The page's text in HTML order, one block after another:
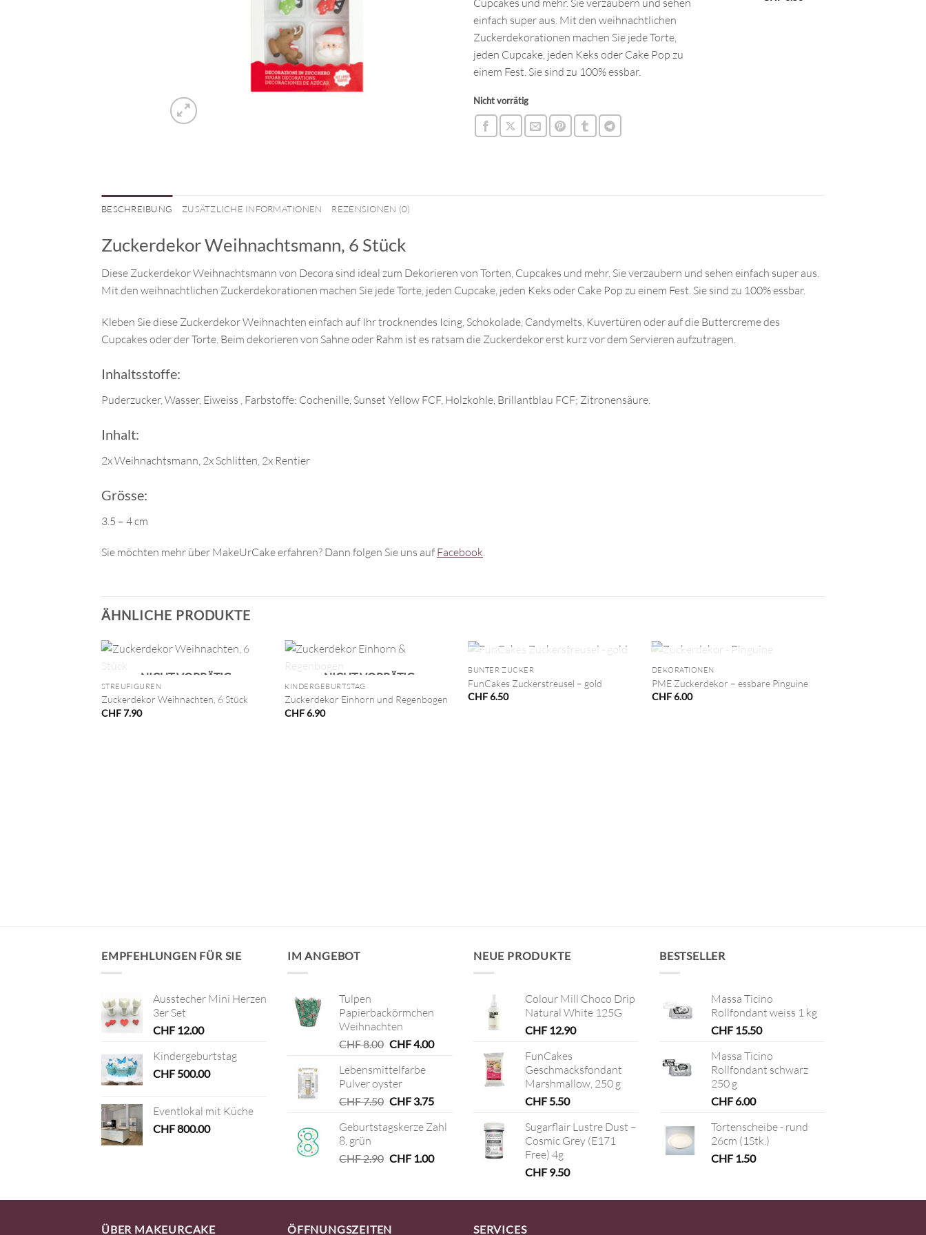
einfach super aus. Mit den weihnachtlichen
Zuckerdekorationen machen Sie jede Torte,
jeden Cupcake, jeden Keks oder Cake Pop zu
einem Fest. Sie sind zu 100% essbar.
Nicht vorrätig
BESCHREIBUNG ZUSÄTZLICHE INFORMATIONEN REZENSIONEN (0)
Zuckerdekor Weihnachtsmann, 6 Stück
Diese Zuckerdekor Weihnachtsmann von Decora sind ideal zum Dekorieren von Torten, Cupcakes und mehr. Sie verzaubern und sehen einfach super aus.
Mit den weihnachtlichen Zuckerdekorationen machen Sie jede Torte, jeden Cupcake, jeden Keks oder Cake Pop zu einem Fest. Sie sind zu 100% essbar.
Kleben Sie diese Zuckerdekor Weihnachten einfach auf Ihr trocknendes Icing, Schokolade, Candymelts, Kuvertüren oder auf die Buttercreme des
Cupcakes oder der Torte. Beim dekorieren von Sahne oder Rahm ist es ratsam die Zuckerdekor erst kurz vor dem Servieren aufzutragen.
Inhaltsstoffe:
Puderzucker, Wasser, Eiweiss , Farbstoffe: Cochenille, Sunset Yellow FCF, Holzkohle, Brillantblau FCF; Zitronensäure.
Inhalt:
2x Weihnachtsmann, 2x Schlitten 2x Rentier
Grösse:
3.5 – 4 cm
Sie möchten mehr über MakeUrCake erfahren? Dann folgen Sie uns auf Facebook.
ÄHNLICHE PRODUKTE
NICHT VORRÄTIG
STREUFIGUREN
Zuckerdekor Weihnachten, 6 Stück
CHF7.90
NICHT VORRÄTIG
KINDERGEBURTSTAG
Zuckerdekor Einhorn und Regenbogen
CHF6.90
+
NICHT VORRÄTIG
BUNTER ZUCKER
FunCakes Zuckerstreusel – gold
CHF6.50
+
NICHT VORRÄTIG
DEKORATIONEN
PME Zuckerdekor – essbare Pinguine
CHF6.00
EMPFEHLUNGEN FÜR SIE
Ausstecher Mini Herzen
3er Set
CHF12.00
Kindergeburtstag
CHF500.00
Eventlokal mit Küche
CHF800.00
IM ANGEBOT
Tulpen
Papierbackörmchen
Weihnachten
CHF8.00 Ursprünglicher
war:
CHF 8.00
CHF4.00Aktueller
Lebensmittelfarbe
Pulver oyster
CHF7.50 Ursprünglicher
war:
CHF3.75Aktueller
ist:
Geburtstagskerze Zahl
8, grün
CHF2.90 Ursprünglicher
CHF 2.90
CHF1.00Aktueller
CHF 1.00.
NEUE PRODUKTE
Colour Mill Choco Drip
Natural White 125G
CHF12.90
FunCakes
Geschmacksfondant
Marshmallow, 250 g
CHF5.50
Sugarflair Lustre Dust –
Cosmic Grey (E171
Free) 4g
CHF9.50
BESTSELLER
Massa Ticino
Rollfondant weiss 1 kg
CHF15.50
Massa Ticino
Rollfondant schwarz
250 g
CHF6.00
Tortenscheibe - rund
26cm (1Stk.)
CHF1.50
ÜBER MAKEURCAKE ÖFFNUNGSZEITEN SERVICES